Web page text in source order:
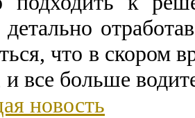
детально
что в скором
все больше
новость